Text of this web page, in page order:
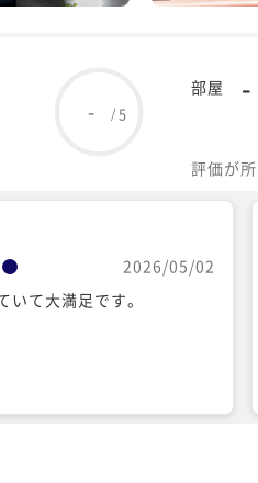
- /5
部屋 -
評価が
2026/05/02
いて大満足です。